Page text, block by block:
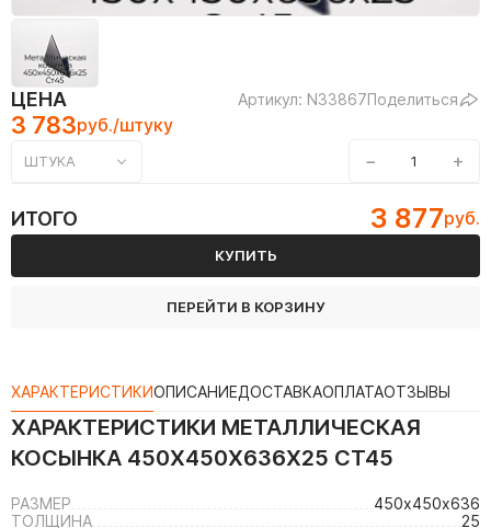
ЦЕНА Артикул: N33867Поделиться
3 783руб./штуку
ШТУКА − +
ИТОГО 3 877руб.
КУПИТЬ
ПЕРЕЙТИ В КОРЗИНУ
ХАРАКТЕРИСТИКИОПИСАНИЕДОСТАВКАОПЛАТАОТЗЫВЫ
ХАРАКТЕРИСТИКИ МЕТАЛЛИЧЕСКАЯ
КОСЫНКА 450Х450Х636Х25 СТ45
РАЗМЕР
450х450х636
ТОЛЩИНА
25